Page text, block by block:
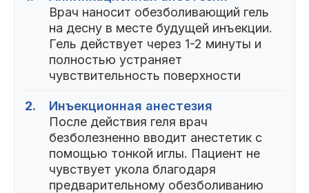
Врач наносит обезболивающий гель
на десну в месте будущей инъекции.
Гель действует через 1-2 минуты и
полностью устраняет
чувствительность поверхности
2.
Инъекционная анестезия
После действия геля врач
безболезненно вводит анестетик с
помощью тонкой иглы. Пациент не
чувствует укола благодаря
предварительному обезболиванию